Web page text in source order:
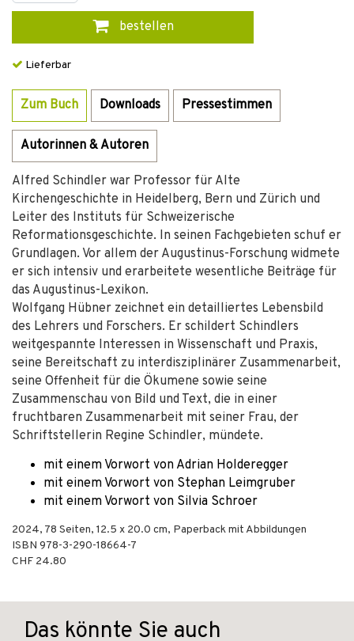
bestellen
Lieferbar
Zum Buch Downloads Pressestimmen
Autorinnen & Autoren
Alfred Schindler war Professor für Alte
Kirchengeschichte in Heidelberg, Bern und Zürich und
Leiter des Instituts für Schweizerische
Reformationsgeschichte. In seinen Fachgebieten schuf er
Grundlagen. Vor allem der Augustinus-Forschung widmete
er sich intensiv und erarbeitete wesentliche Beiträge für
das Augustinus-Lexikon.
Wolfgang Hübner zeichnet ein detailliertes Lebensbild
des Lehrers und Forschers. Er schildert Schindlers
weitgespannte Interessen in Wissenschaft und Praxis,
seine Bereitschaft zu interdisziplinärer Zusammenarbeit,
seine Offenheit für die Ökumene sowie seine
Zusammenschau von Bild und Text, die in einer
fruchtbaren Zusammenarbeit mit seiner Frau, der
Schriftstellerin Regine Schindler, mündete.
mit einem Vorwort von Adrian Holderegger
mit einem Vorwort von Stephan Leimgruber
mit einem Vorwort von Silvia Schroer
2024, 78 Seiten, 12.5 x 20.0 cm, Paperback mit Abbildungen
ISBN 978-3-290-18664-7
CHF 24.80
Das könnte Sie auch